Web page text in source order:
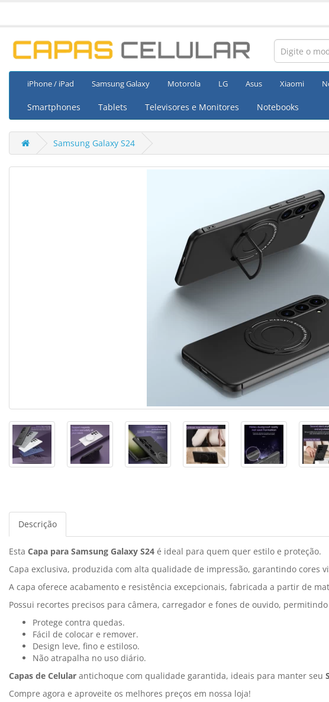
iPhone / iPad Samsung Galaxy Motorola LG Asus Xiaomi
Smartphones Tablets Televisores e Monitores Notebooks
Samsung Galaxy S24
Descrição
Esta Capa para Samsung Galaxy S24 é ideal para quem quer estilo e proteção.
Capa exclusiva, produzida com alta qualidade de impressão, garantindo cores
A capa oferece acabamento e resistência excepcionais, fabricada a partir de
Possui recortes precisos para câmera, carregador e fones de ouvido,
Protege contra quedas.
Fácil de colocar e remover.
Design leve, fino e estiloso.
Não atrapalha no uso diário.
Capas de Celular antichoque com qualidade garantida, ideais para manter seu
Compre agora e aproveite os melhores preços em nossa loja!